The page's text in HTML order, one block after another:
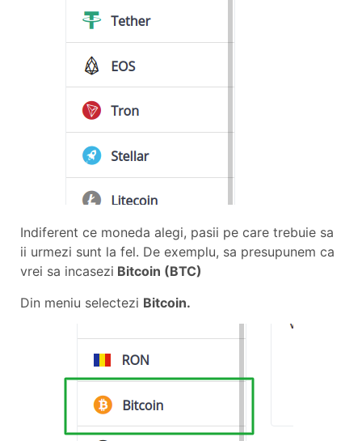
Indiferent ce moneda alegi, pasii pe care trebuie sa
ii urmezi sunt la fel. De exemplu, sa presupunem ca
vrei sa incasezi Bitcoin (BTC)
Din meniu selectezi Bitcoin.